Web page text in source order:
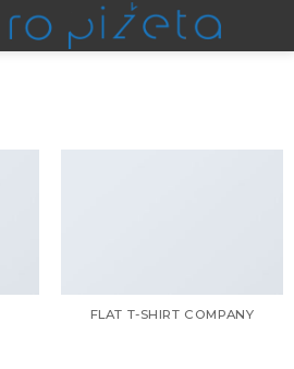
FLAT T-SHIRT COMPANY